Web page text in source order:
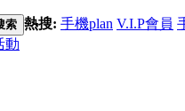
索 熱搜: 手機plan V.I.P會員
動